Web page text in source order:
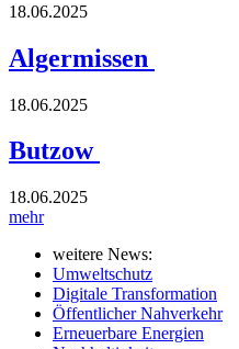
18.06.2025
Algermissen
18.06.2025
Butzow
18.06.2025
mehr
weitere News:
Umweltschutz
Digitale Transformation
Öffentlicher Nahverkehr
Erneuerbare Energien